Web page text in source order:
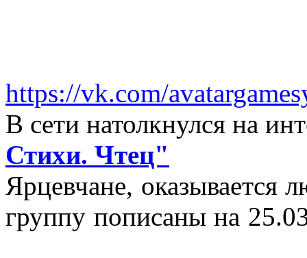
https://vk.com/
В сети натолкнулся на
Стихи. Чтец"
Ярцевчане,
группу пописаны на